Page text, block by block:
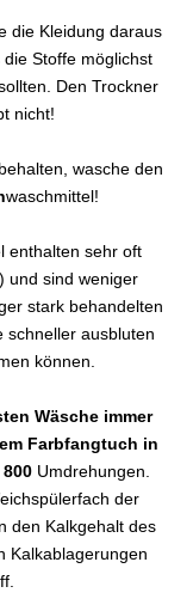
die Kleidung daraus
Stoffe möglichst
Den Trockner
nicht!
wasche den
waschmittel!
enthalten sehr oft
und sind weniger
stark behandelten
schneller ausbluten
können.
Wäsche immer
Farbfangtuch in
Umdrehungen.
der
den Kalkgehalt des
Kalkablagerungen